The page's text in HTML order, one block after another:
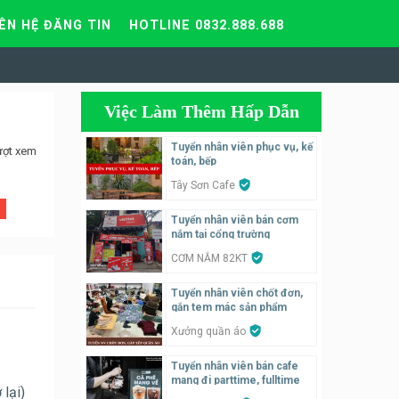
HỆ ĐĂNG TIN HOTLINE 0832.888.688
xem
lại)
Việc Làm Thêm Hấp Dẫn
Tuyển nhân viên phục vụ, kế
toán, bếp
Tây Sơn Cafe
Tuyển nhân viên bán cơm
nắm tại cổng trường
CƠM NẮM 82KT
Tuyển nhân viên chốt đơn,
gắn tem mác sản phẩm
Xưởng quần áo
Tuyển nhân viên bán cafe
mang đi parttime, fulltime